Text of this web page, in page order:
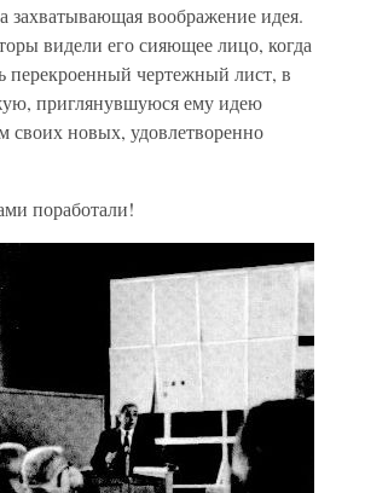
захватывающая воображение идея.
видели его сияющее лицо, когда
перекроенный чертежный лист, в
приглянувшуюся ему идею
своих новых, удовлетворенно
поработали!